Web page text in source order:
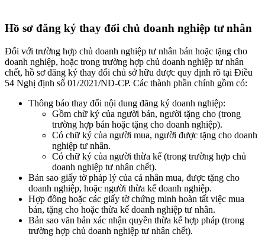
Hồ sơ đăng ký thay đổi chủ doanh nghiệp tư nhân
Đối với trường hợp chủ doanh nghiệp tư nhân bán hoặc tặng cho
doanh nghiệp, hoặc trong trường hợp chủ doanh nghiệp tư nhân
chết, hồ sơ đăng ký thay đổi chủ sở hữu được quy định rõ tại Điều
54 Nghị định số 01/2021/NĐ-CP. Các thành phần chính gồm có:
Thông báo thay đổi nội dung đăng ký doanh nghiệp:
Gồm chữ ký của người bán, người tặng cho (trong
trường hợp bán hoặc tặng cho doanh nghiệp).
Có chữ ký của người mua, người được tặng cho doanh
nghiệp tư nhân.
Có chữ ký của người thừa kế (trong trường hợp chủ
doanh nghiệp tư nhân chết).
Bản sao giấy tờ pháp lý của cá nhân mua, được tặng cho
doanh nghiệp, hoặc người thừa kế doanh nghiệp.
Hợp đồng hoặc các giấy tờ chứng minh hoàn tất việc mua
bán, tặng cho hoặc thừa kế doanh nghiệp tư nhân.
Bản sao văn bản xác nhận quyền thừa kế hợp pháp (trong
trường hợp chủ doanh nghiệp tư nhân chết).